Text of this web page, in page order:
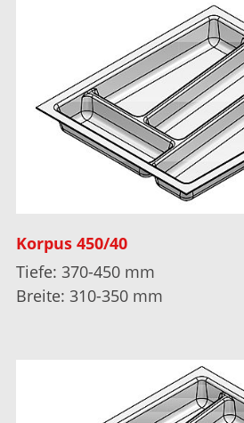
Korpus 450/40
Tiefe: 370-450 mm
Breite: 310-350 mm